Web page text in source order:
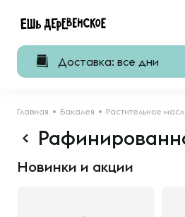
Доставка: все дни
Главная Бакалея Растительное
Новинки и акции